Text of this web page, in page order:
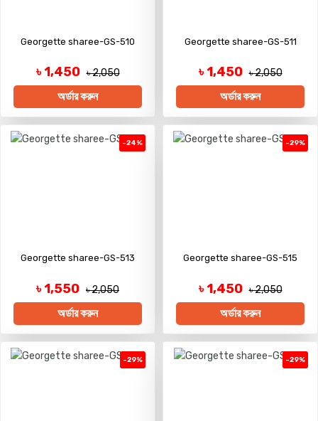
Georgette sharee-GS-510
৳ 1,450 ৳ 2,050
অর্ডার করুন
Georgette sharee-GS-511
৳ 1,450 ৳ 2,050
অর্ডার করুন
-24%
Georgette sharee-GS-513
৳ 1,550 ৳ 2,050
অর্ডার করুন
-29%
Georgette sharee-GS-515
৳ 1,450 ৳ 2,050
অর্ডার করুন
-29% -29%